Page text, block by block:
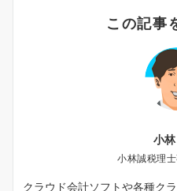
この記事
小
小林誠税理
クラウド会計ソフトや各種ク